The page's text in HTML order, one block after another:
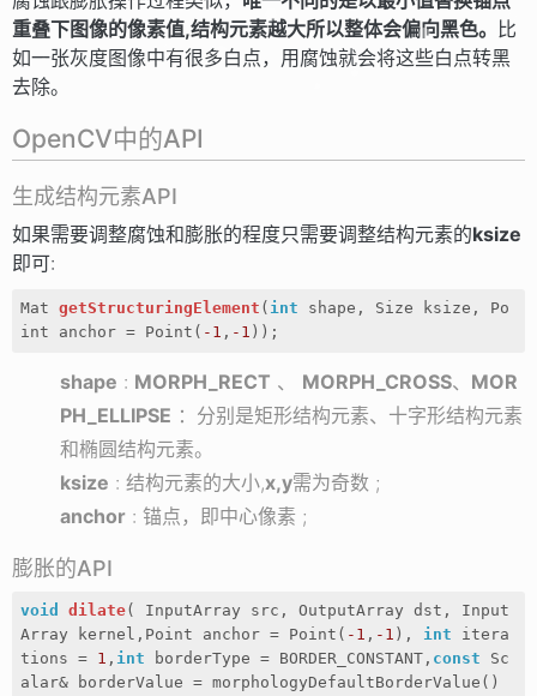
重叠下图像的像素值,结构元素越大所以整体会偏向黑色。 比
如一张灰度图像中有很多白点，用腐蚀就会将这些白点转黑
去除。
OpenCV中的API
生成结构元素API
如果需要调整腐蚀和膨胀的程度只需要调整结构元素的ksize
即可:
Mat getStructuringElement ( int shape, Size ksize, Po
int anchor = Point( -1 , -1 )) ;
shape : MORPH_RECT 、 MORPH_CROSS、 MOR
PH_ELLIPSE ：分别是矩形结构元素、十字形结构元素
和椭圆结构元素。
ksize : 结构元素的大小,x,y需为奇数 ;
anchor : 锚点，即中心像素 ;
膨胀的API
void dilate( InputArray src, OutputArray dst, Input
Array kernel,Point anchor = Point( -1 , -1 ), int itera
tions = 1 , int borderType = BORDER_CONSTANT, const Sc
alar& borderValue = morphologyDefaultBorderValue()